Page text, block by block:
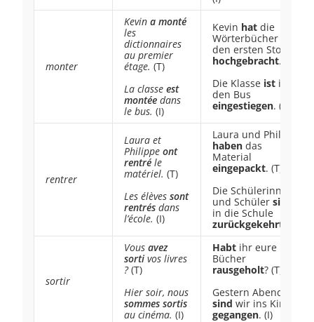
monter
Kevin a monté
les
dictionnaires
au premier
étage. (T)
La classe est
montée dans
le bus. (I)
Kevin hat die
Wörterbücher in
den ersten Stock
hochgebracht. (T)
Die Klasse ist in
den Bus
eingestiegen. (I)
rentrer
Laura et
Philippe ont
rentré le
matériel. (T)
Les élèves sont
rentrés dans
l’école. (I)
Laura und Philippe
haben das
Material
eingepackt. (T)
Die Schülerinnen
und Schüler sind
in die Schule
zurückgekehrt
sortir
Vous avez
sorti vos livres
?(T)
Hier soir, nous
sommes sortis
au cinéma. (I)
Habt ihr eure
Bücher
rausgeholt? (T)
Gestern Abend
sind wir ins Kino
gegangen. (I)